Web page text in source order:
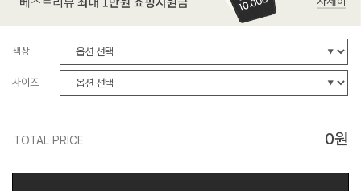
색상
사이즈
TOTAL PRICE 0원